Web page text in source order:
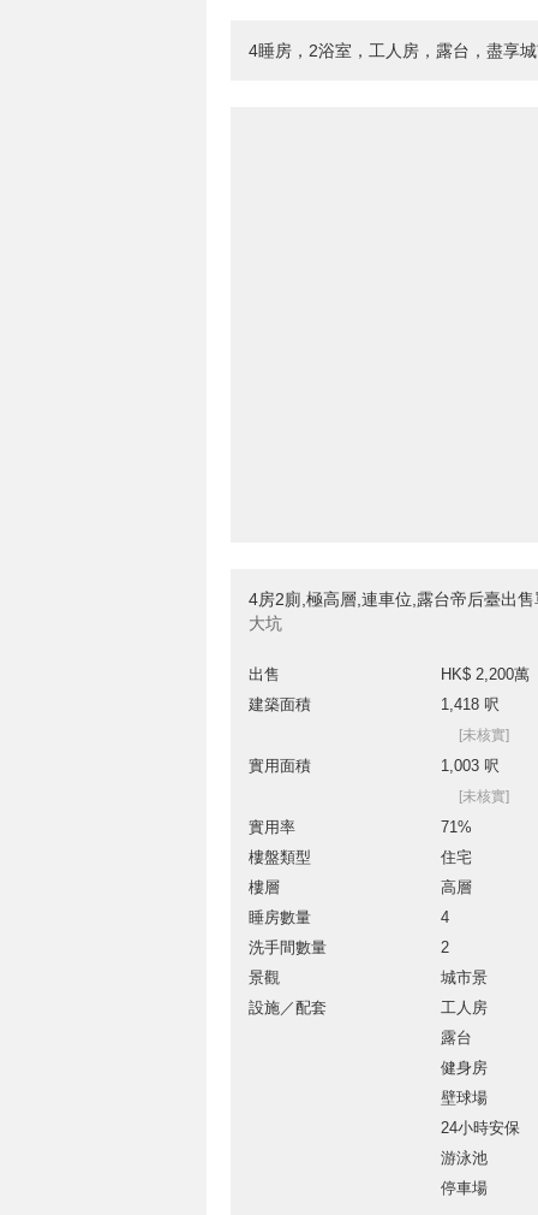
4睡房，2浴室，工人房，露台，盡享
4房2廁,極高層,連車位,露台帝后臺出售
大坑
出售
HK$ 2,200萬
建築面積
1,418 呎
[未核實]
實用面積 1,003 呎
[未核實]
實用率
71%
樓盤類型
住宅
樓層
高層
睡房數量
4
洗手間數量
2
景觀
城市景
設施／配套
工人房
露台
健身房
壁球場
24小時安保
游泳池
停車場